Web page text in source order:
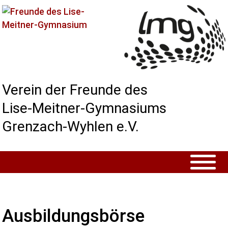
Verein der Freunde des
Lise-Meitner-Gymnasiums
Grenzach-Wyhlen e.V.
Ausbildungsbörse